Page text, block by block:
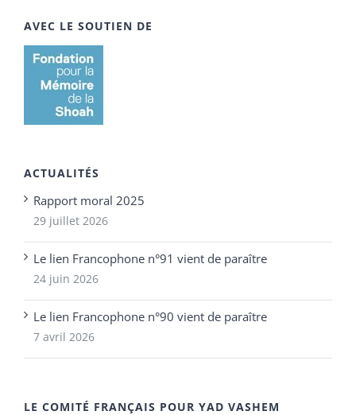
AVEC LE SOUTIEN DE
ACTUALITÉS
Rapport moral 2025
29 juillet 2026
Le lien Francophone n°91 vient de paraître
24 juin 2026
Le lien Francophone n°90 vient de paraître
7 avril 2026
LE COMITÉ FRANÇAIS POUR YAD VASHEM